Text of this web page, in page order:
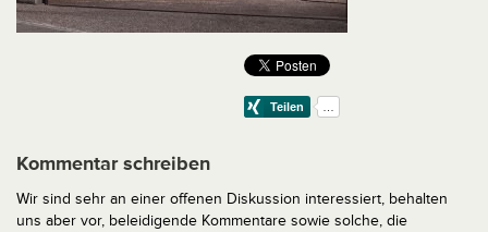
Kommentar schreiben
Wir sind sehr an einer offenen Diskussion interessiert, behalten
uns aber vor, beleidigende Kommentare sowie solche, die